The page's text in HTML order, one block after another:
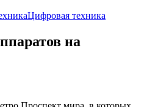
Цифровая техника
на